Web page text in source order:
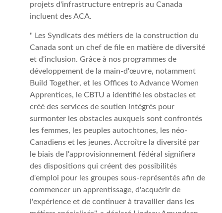
projets d'infrastructure entrepris au Canada
incluent des ACA.
" Les Syndicats des métiers de la construction du
Canada sont un chef de file en matière de diversité
et d'inclusion. Grâce à nos programmes de
développement de la main-d'œuvre, notamment
Build Together, et les Offices to Advance Women
Apprentices, le CBTU a identifié les obstacles et
créé des services de soutien intégrés pour
surmonter les obstacles auxquels sont confrontés
les femmes, les peuples autochtones, les néo-
Canadiens et les jeunes. Accroître la diversité par
le biais de l'approvisionnement fédéral signifiera
des dispositions qui créent des possibilités
d'emploi pour les groupes sous-représentés afin de
commencer un apprentissage, d'acquérir de
l'expérience et de continuer à travailler dans les